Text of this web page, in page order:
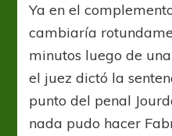
Ya en el
cambiaría
minutos luego de
el juez dictó la
punto del penal
nada pudo hacer